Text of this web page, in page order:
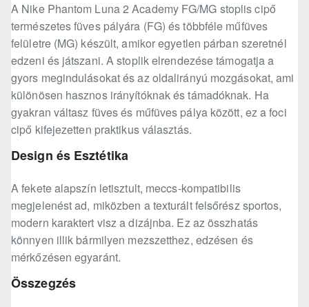
A Nike Phantom Luna 2 Academy FG/MG stoplis cipő
természetes füves pályára (FG) és többféle műfüves
felületre (MG) készült, amikor egyetlen párban szeretnél
edzeni és játszani. A stoplik elrendezése támogatja a
gyors megindulásokat és az oldalirányú mozgásokat, ami
különösen hasznos irányítóknak és támadóknak. Ha
gyakran váltasz füves és műfüves pálya között, ez a foci
cipő kifejezetten praktikus választás.
Design és Esztétika
A fekete alapszín letisztult, meccs-kompatibilis
megjelenést ad, miközben a texturált felsőrész sportos,
modern karaktert visz a dizájnba. Ez az összhatás
könnyen illik bármilyen mezszetthez, edzésen és
mérkőzésen egyaránt.
Összegzés